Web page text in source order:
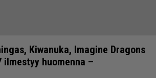
Kiwanuka, Imagine Dragons
ilmestyy huomenna –